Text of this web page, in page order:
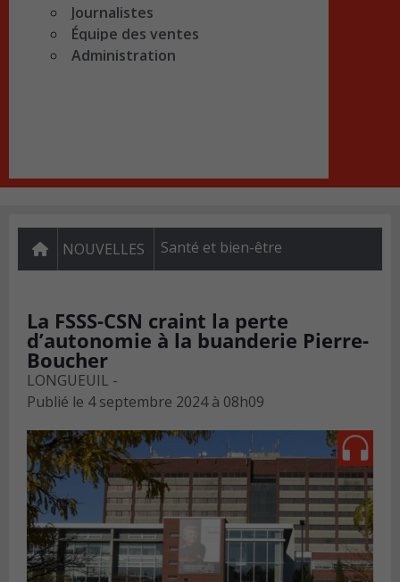
Journalistes
Équipe des ventes
Administration
NOUVELLES Santé et bien-être
La FSSS-CSN craint la perte
d’autonomie à la buanderie Pierre-
Boucher
LONGUEUIL -
Publié le 4 septembre 2024 à 08h09